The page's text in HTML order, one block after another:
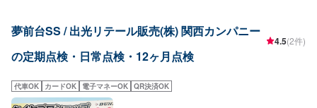
夢前台SS / 出光リテール販売(株) 関西カンパニー
の定期点検・日常点検・12ヶ月点検
4.5(2件)
代車OK カードOK 電子マネーOK QR決済OK